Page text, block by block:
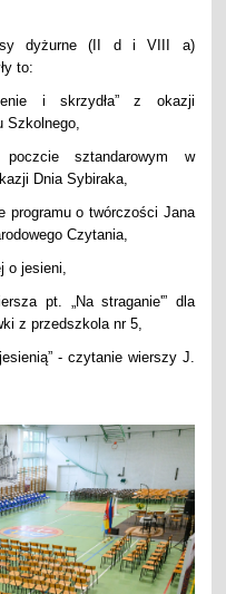
dyżurne (II d i VIII a)
to:
i skrzydła” z okazji
Szkolnego,
sztandarowym w
Dnia Sybiraka,
programu o twórczości Jana
Czytania,
o jesieni,
pt. „Na straganie'” dla
z przedszkola nr 5,
- czytanie wierszy J.